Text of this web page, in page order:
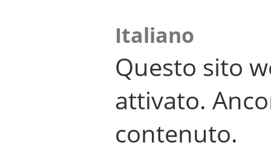
Italiano
Questo sito
attivato.
contenuto.